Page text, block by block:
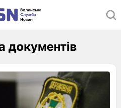
документів